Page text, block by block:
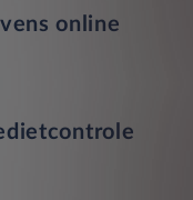
online